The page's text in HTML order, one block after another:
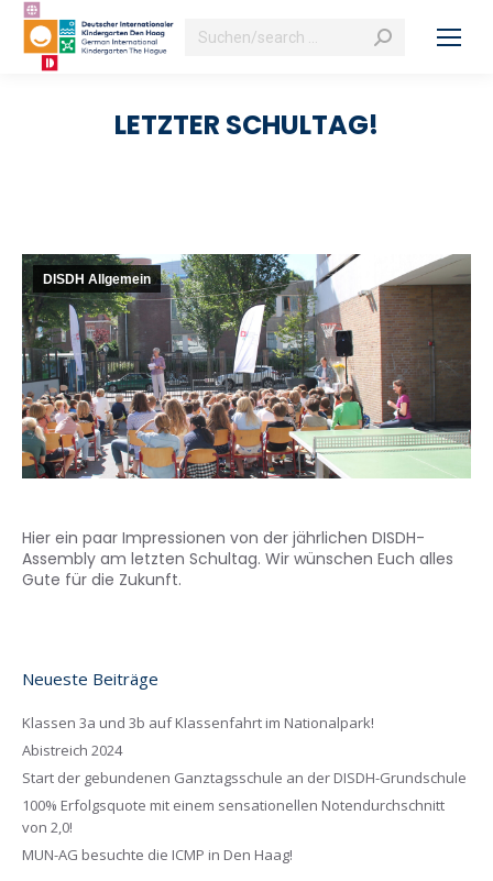
Search:
LETZTER SCHULTAG!
DISDH Allgemein
Hier ein paar Impressionen von der jährlichen DISDH-
Assembly am letzten Schultag. Wir wünschen Euch alles
Gute für die Zukunft.
Neueste Beiträge
Klassen 3a und 3b auf Klassenfahrt im Nationalpark!
Abistreich 2024
Start der gebundenen Ganztagsschule an der DISDH-Grundschule
100% Erfolgsquote mit einem sensationellen Notendurchschnitt
von 2,0!
MUN-AG besuchte die ICMP in Den Haag!